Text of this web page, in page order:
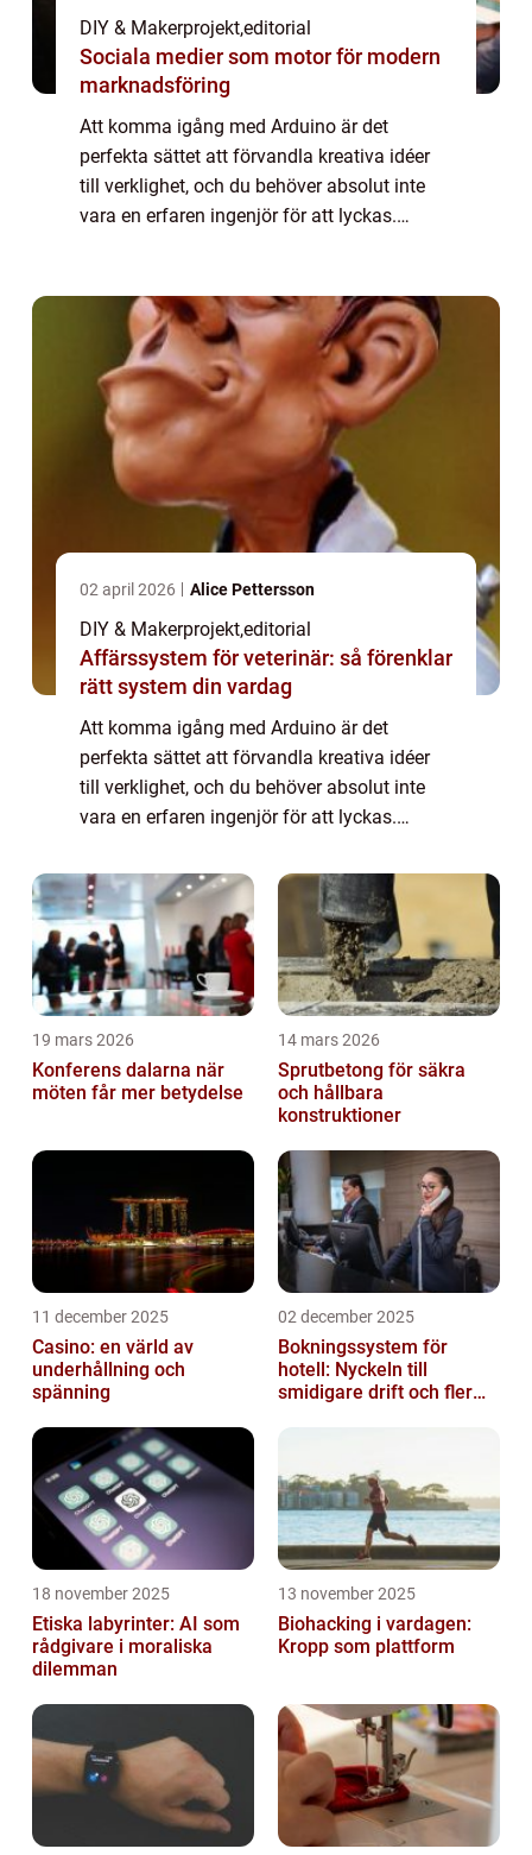
DIY & Makerprojekt,editorial
Sociala medier som motor för modern
marknadsföring
Att komma igång med Arduino är det
perfekta sättet att förvandla kreativa idéer
till verklighet, och du behöver absolut inte
vara en erfaren ingenjör för att lyckas.
02 april 2026 Alice Pettersson
DIY & Makerprojekt,editorial
Affärssystem för veterinär: så förenklar
rätt system din vardag
Att komma igång med Arduino är det
perfekta sättet att förvandla kreativa idéer
till verklighet, och du behöver absolut inte
vara en erfaren ingenjör för att lyckas.
19 mars 2026
Konferens dalarna när
möten får mer betydelse
14 mars 2026
Sprutbetong för säkra
och hållbara
konstruktioner
11 december 2025
Casino: en värld av
underhållning och
spänning
02 december 2025
Bokningssystem för
hotell: Nyckeln till
smidigare drift och fler
18 november 2025
Etiska labyrinter: AI som
rådgivare i moraliska
dilemman
13 november 2025
Biohacking i vardagen:
Kropp som plattform